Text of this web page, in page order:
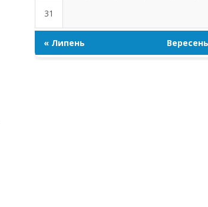
31
« Липень